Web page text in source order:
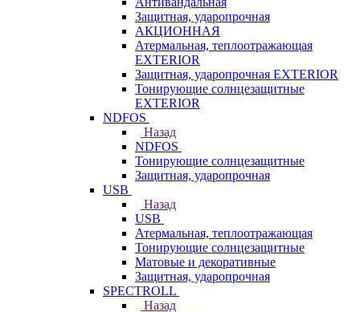
Защитная, ударопрочная
АКЦИОННАЯ
Атермальная, теплоотражающая
EXTERIOR
Защитная, ударопрочная EXTERIOR
Тонирующие солнцезащитные
EXTERIOR
NDFOS
Назад
NDFOS
Тонирующие солнцезащитные
Защитная, ударопрочная
USB
Назад
USB
Атермальная, теплоотражающая
Тонирующие солнцезащитные
Матовые и декоративные
Защитная, ударопрочная
SPECTROLL
Назад